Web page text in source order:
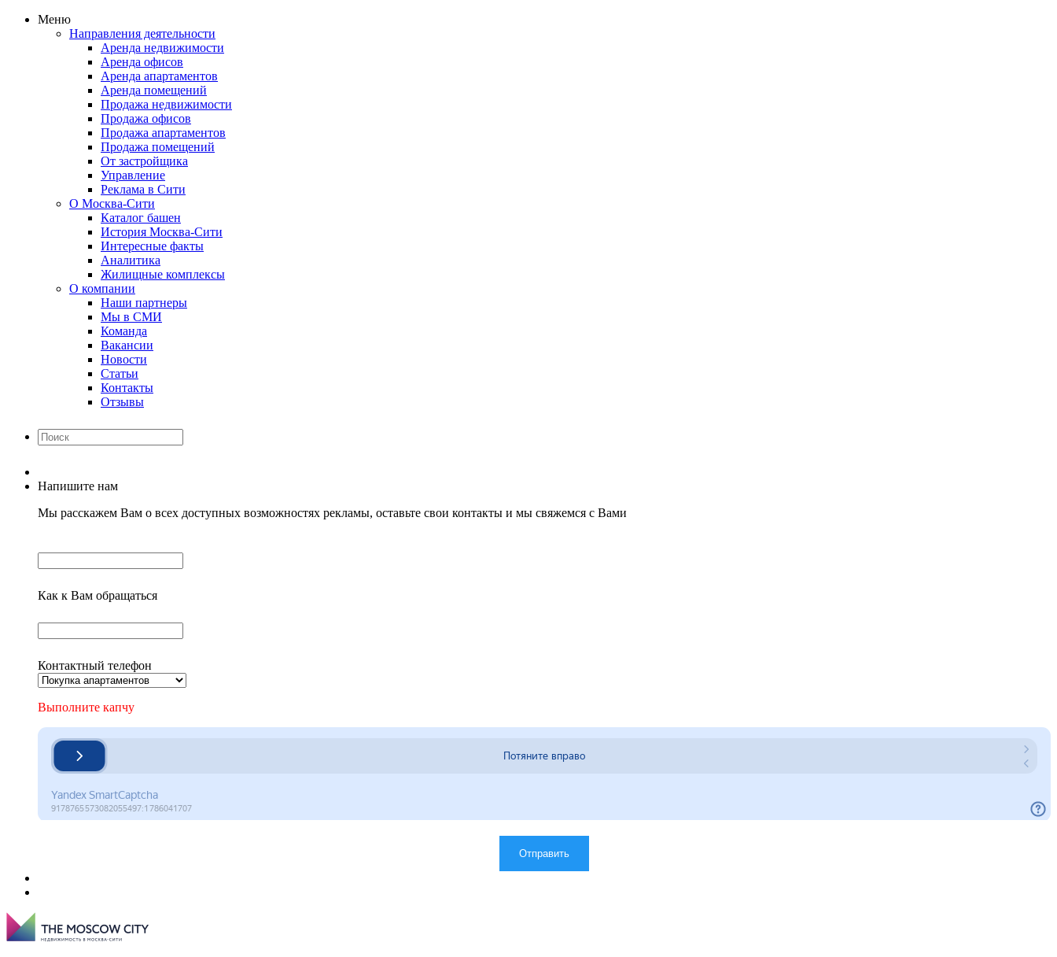
Меню
Направления деятельности
Аренда недвижимости
Аренда офисов
Аренда апартаментов
Аренда помещений
Продажа недвижимости
Продажа офисов
Продажа апартаментов
Продажа помещений
От застройщика
Управление
Реклама в Сити
О Москва-Сити
Каталог башен
История Москва-Сити
Интересные факты
Аналитика
Жилищные комплексы
О компании
Наши партнеры
Мы в СМИ
Команда
Вакансии
Новости
Статьи
Контакты
Отзывы
Напишите нам
Мы расскажем Вам о всех доступных возможностях рекламы, оставьте свои контакты и мы свяжемся с Вами
Как к Вам обращаться
Контактный телефон
Выполните капчу
Отправить